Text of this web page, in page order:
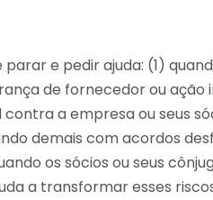
e pedir ajuda: (1)
de fornecedor ou ação
a empresa ou seus
demais com acordos
os sócios ou seus
a transformar esses